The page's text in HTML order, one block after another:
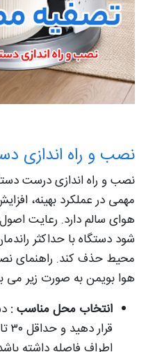
نصب و راه اندازی
نصب و راه‌ اندازی درست
مهمی در عملکرد بهینه،
هوای سالم دارد. رعایت
شود دستگاه با حداکثر
محیط حذف کند. راهنمای
هوا بویمن به صورت زیر می
انتخاب محل مناسب :